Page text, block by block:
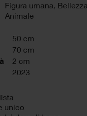
Figura umana,
Animale
50 cm
70 cm
2 cm
2023
unico